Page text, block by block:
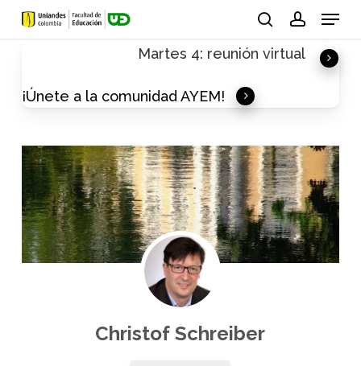
Skip
Menu
Martes 4: reunión virtual
¡Únete a la comunidad AYEM!
Christof Schreiber